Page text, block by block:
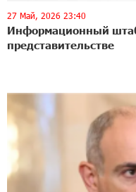
27 Май, 2026 23:40
Информационный штаб
представительстве